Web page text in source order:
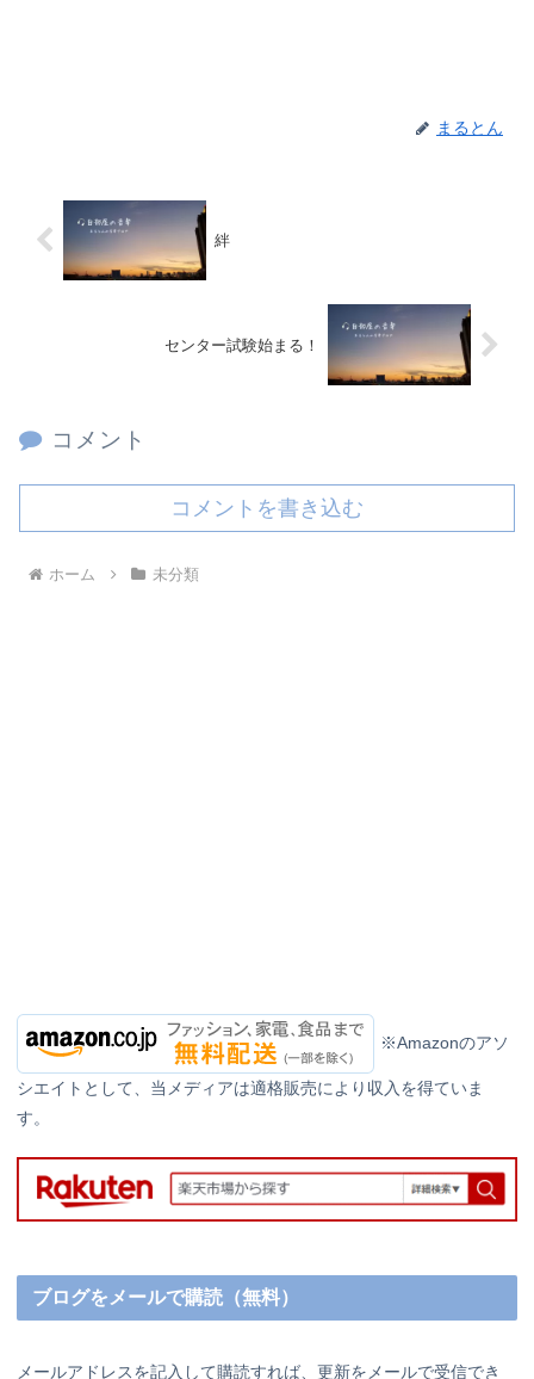
まるとん
絆
センター試験始まる！
コメント
コメントを書き込む
ホーム 未分類
※Amazonのアソ
シエイトとして、当メディアは適格販売により収入を得ていま
す。
ブログをメールで購読（無料）
メールアドレスを記入して購読すれば、更新をメールで受信でき